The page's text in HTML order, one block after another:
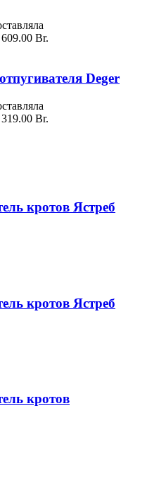
Br.
Deger
Br.
кротов Ястреб
кротов Ястреб
кротов